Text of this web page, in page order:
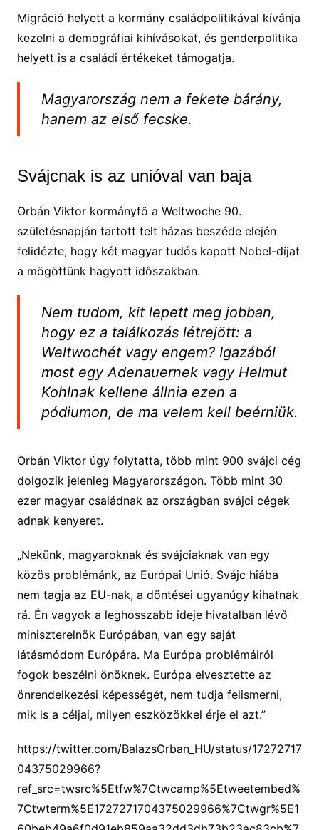
Migráció helyett a kormány családpolitikával kívánja
kezelni a demográfiai kihívásokat, és genderpolitika
helyett is a családi értékeket támogatja.
Magyarország nem a fekete bárány,
hanem az első fecske.
Svájcnak is az unióval van baja
Orbán Viktor kormányfő a Weltwoche 90.
születésnapján tartott telt házas beszéde elején
felidézte, hogy két magyar tudós kapott Nobel-díjat
a mögöttünk hagyott időszakban.
Nem tudom, kit lepett meg jobban,
hogy ez a találkozás létrejött: a
Weltwochét vagy engem? Igazából
most egy Adenauernek vagy Helmut
Kohlnak kellene állnia ezen a
pódiumon, de ma velem kell beérniük.
Orbán Viktor úgy folytatta, több mint 900 svájci cég
dolgozik jelenleg Magyarországon. Több mint 30
ezer magyar családnak az országban svájci cégek
adnak kenyeret.
„Nekünk, magyaroknak és svájciaknak van egy
közös problémánk, az Európai Unió. Svájc hiába
nem tagja az EU-nak, a döntései ugyanúgy kihatnak
rá. Én vagyok a leghosszabb ideje hivatalban lévő
miniszterelnök Európában, van egy saját
látásmódom Európára. Ma Európa problémáiról
fogok beszélni önöknek. Európa elvesztette az
önrendelkezési képességét, nem tudja felismerni,
mik is a céljai, milyen eszközökkel érje el azt.”
https://twitter.com/BalazsOrban_HU/status/17272717
04375029966?
ref_src=twsrc%5Etfw%7Ctwcamp%5Etweetembed%
7Ctwterm%5E1727271704375029966%7Ctwgr%5E1